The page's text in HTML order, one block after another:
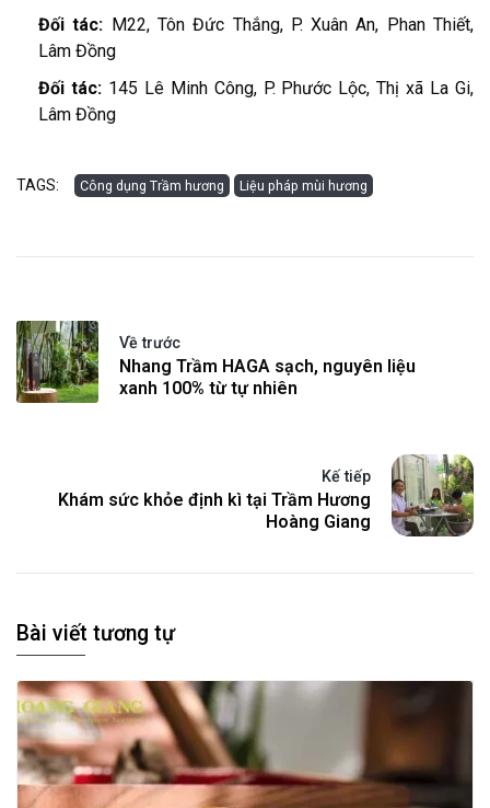
Đối tác: M22, Tôn Đức Thắng, P. Xuân An, Phan Thiết,
Lâm Đồng
Đối tác: 145 Lê Minh Công, P. Phước Lộc, Thị xã La Gi,
Lâm Đồng
TAGS: Công dụng Trầm hương Liệu pháp mùi hương
Về trước
Nhang Trầm HAGA sạch, nguyên liệu
xanh 100% từ tự nhiên
Kế tiếp
Khám sức khỏe định kì tại Trầm Hương
Hoàng Giang
Bài viết tương tự